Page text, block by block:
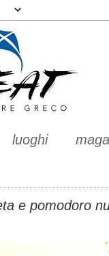
luoghi
e pomodoro